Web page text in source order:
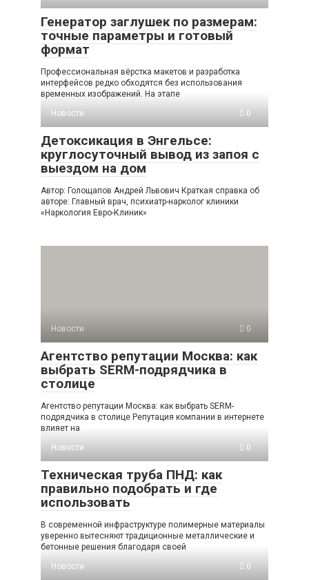
Генератор заглушек по размерам:
точные параметры и готовый
формат
Профессиональная вёрстка макетов и разработка
интерфейсов редко обходятся без использования
временных изображений. На этапе
Новости
0
Детоксикация в Энгельсе:
круглосуточный вывод из запоя с
выездом на дом
Автор: Голощапов Андрей Львович Краткая справка об
авторе: Главный врач, психиатр-нарколог клиники
«Наркология Евро-Клиник»
Новости 0
Агентство репутации Москва: как
выбрать SERM-подрядчика в
столице
Агентство репутации Москва: как выбрать SERM-
подрядчика в столице Репутация компании в интернете
влияет на
Новости
0
Техническая труба ПНД: как
правильно подобрать и где
использовать
В современной инфраструктуре полимерные материалы
уверенно вытесняют традиционные металлические и
бетонные решения благодаря своей
Новости
0